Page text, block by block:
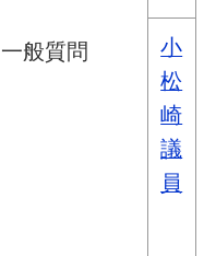
一般質問
小
松
崎
議
員